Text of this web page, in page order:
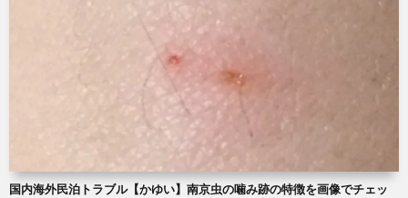
国内海外民泊トラブル【かゆい】南京虫の噛み跡の特徴を画像でチェッ